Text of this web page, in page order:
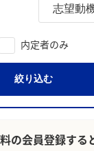
内定者のみ
絞り込む
の会員登録する